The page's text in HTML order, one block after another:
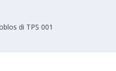
di TPS 001